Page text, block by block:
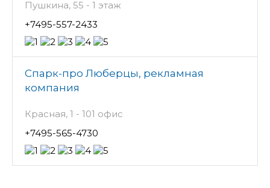
Пушкина, 55 - 1 этаж
+7495-557-2433
Спарк-про Люберцы, рекламная
компания
Красная, 1 - 101 офис
+7495-565-4730